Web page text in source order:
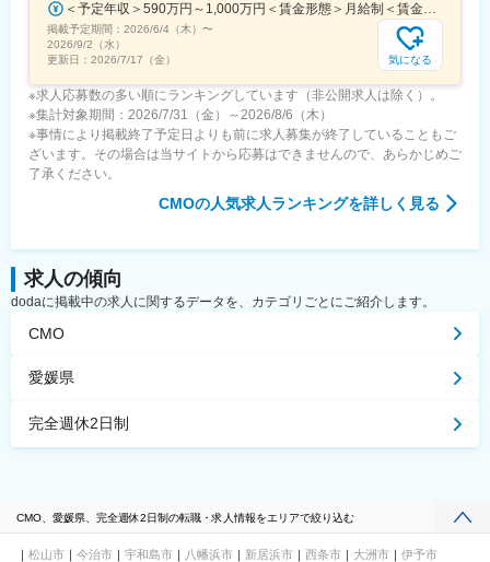
＜予定年収＞590万円～1,000万円＜賃金形態＞月給制＜賃金内訳＞月額（基本給）：279,000円～534,000円＜月給＞279,000円～534,000円＜昇給有無＞有＜残業手当＞有＜給与補足＞※年収はご経験やスキルを考慮し決定いたします。■賞与：年2回■昇給：年1回■職位：一般職～主任職賃金はあくまでも目安の金額であり、選考を通じて上下する可能性があります。月給(月額)は固定手当を含めた表記です。
掲載予定期間： 2026/6/4（木） 〜
2026/9/2（水）
更新日： 2026/7/17（金） 気になる
※求人応募数の多い順にランキングしています（非公開求人は除く）。
※集計対象期間：2026/7/31（金）～2026/8/6（木）
※事情により掲載終了予定日よりも前に求人募集が終了していることもご
ざいます。その場合は当サイトから応募はできませんので、あらかじめご
了承ください。
CMOの人気求人ランキングを詳しく見る
求人の傾向
dodaに掲載中の求人に関するデータを、カテゴリごとにご紹介します。
CMO
愛媛県
完全週休2日制
CMO、愛媛県、完全週休2日制の転職・求人情報をエリアで絞り込む
松山市 今治市 宇和島市 八幡浜市 新居浜市 西条市 大洲市
伊予市